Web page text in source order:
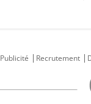
Publicité Recrutement